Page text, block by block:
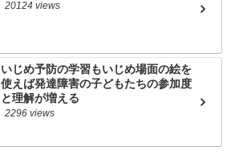
20124 views
いじめ予防の学習もいじめ場面の絵を
使えば発達障害の子どもたちの参加度
と理解が増える
2296 views